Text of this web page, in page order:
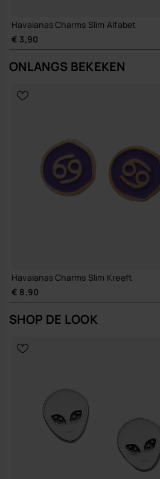
Havaianas Charms Slim Alfabet
€ 3,90
ONLANGS BEKEKEN
Havaianas Charms Slim Kreeft
€ 8,90
SHOP DE LOOK